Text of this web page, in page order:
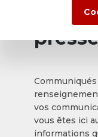
vos
vous êtes ici
informations